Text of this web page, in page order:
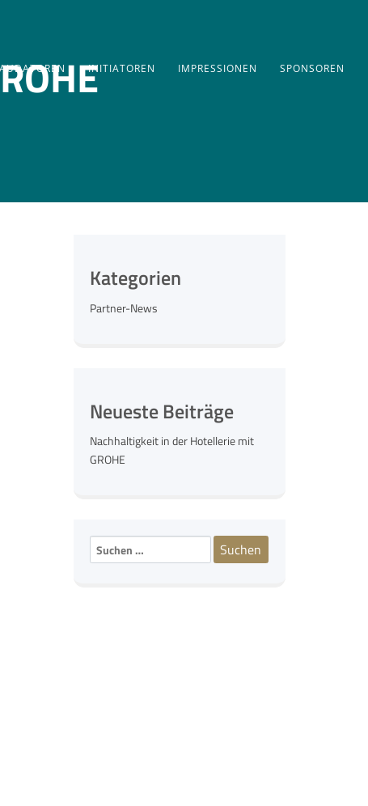
INITIATOREN IMPRESSIONEN SPONSOREN
Kategorien
Partner-News
Neueste Beiträge
Nachhaltigkeit in der Hotellerie mit
GROHE
Suchen
nach: